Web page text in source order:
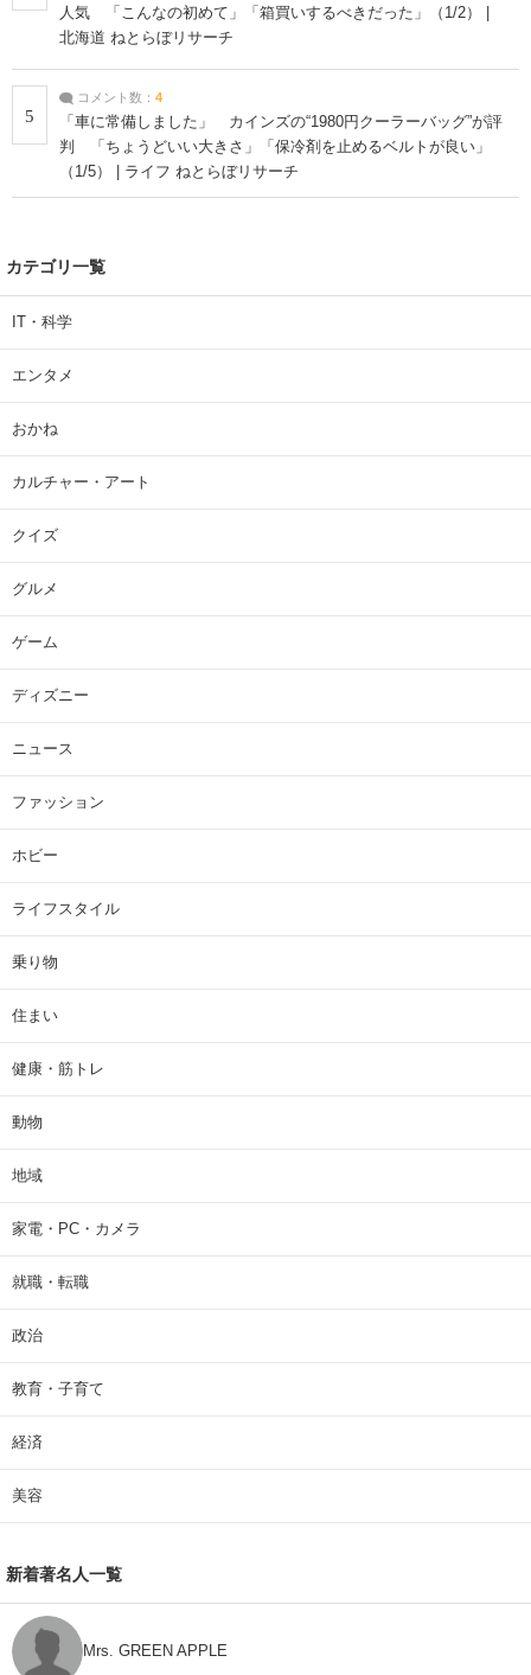
人気 「こんなの初めて」「箱買いするべきだった」（1/2） |
北海道 ねとらぼリサーチ
5
コメント数： 4
「車に常備しました」 カインズの“1980円クーラーバッグ”が評
判 「ちょうどいい大きさ」「保冷剤を止めるベルトが良い」
（1/5） | ライフ ねとらぼリサーチ
カテゴリ一覧
IT・科学
エンタメ
おかね
カルチャー・アート
クイズ
グルメ
ゲーム
ディズニー
ニュース
ファッション
ホビー
ライフスタイル
乗り物
住まい
健康・筋トレ
動物
地域
家電・PC・カメラ
就職・転職
政治
教育・子育て
経済
美容
新着著名人一覧
Mrs. GREEN APPLE